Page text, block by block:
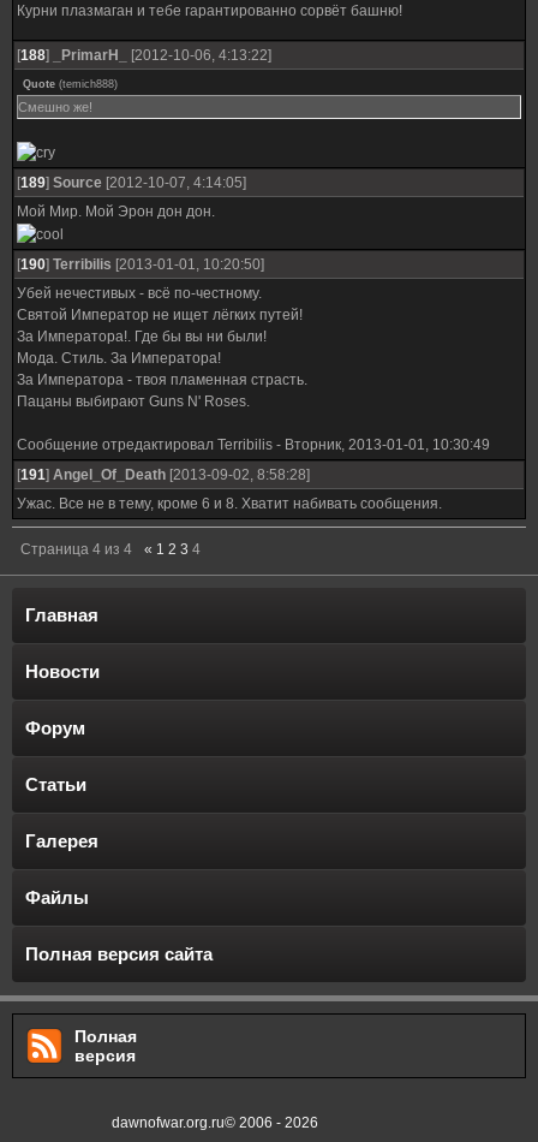
Курни плазмаган и тебе гарантированно сорвёт башню!
[188] _PrimarH_ [2012-10-06, 4:13:22]
Quote (temich888)
Смешно же!
[189] Source [2012-10-07, 4:14:05]
Мой Мир. Мой Эрон дон дон.
[190] Terribilis [2013-01-01, 10:20:50]
Убей нечестивых - всё по-честному.
Святой Император не ищет лёгких путей!
За Императора!. Где бы вы ни были!
Мода. Стиль. За Императора!
За Императора - твоя пламенная страсть.
Пацаны выбирают Guns N' Roses.
Сообщение отредактировал Terribilis - Вторник, 2013-01-01, 10:30:49
[191] Angel_Оf_Death [2013-09-02, 8:58:28]
Ужас. Все не в тему, кроме 6 и 8. Хватит набивать сообщения.
Страница 4 из 4 « 1 2 3 4
Главная
Новости
Форум
Статьи
Галерея
Файлы
Полная версия сайта
Полная
версия
dawnofwar.org.ru© 2006 - 2026